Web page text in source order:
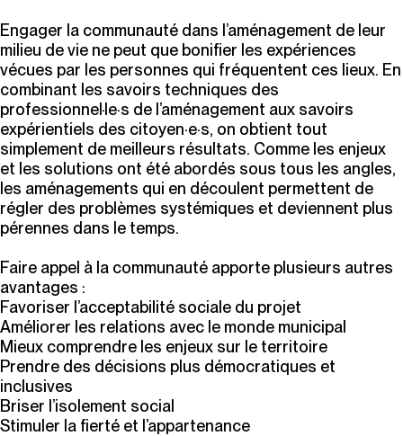
Engager la communauté dans l’aménagement de leur
milieu de vie ne peut que bonifier les expériences
vécues par les personnes qui fréquentent ces lieux. En
combinant les savoirs techniques des
professionnel·le·s de l’aménagement aux savoirs
expérientiels des citoyen·e·s, on obtient tout
simplement de meilleurs résultats. Comme les enjeux
et les solutions ont été abordés sous tous les angles,
les aménagements qui en découlent permettent de
régler des problèmes systémiques et deviennent plus
pérennes dans le temps.
Faire appel à la communauté apporte plusieurs autres
avantages :
Favoriser l’acceptabilité sociale du projet
Améliorer les relations avec le monde municipal
Mieux comprendre les enjeux sur le territoire
Prendre des décisions plus démocratiques et
inclusives
Briser l’isolement social
Stimuler la fierté et l’appartenance